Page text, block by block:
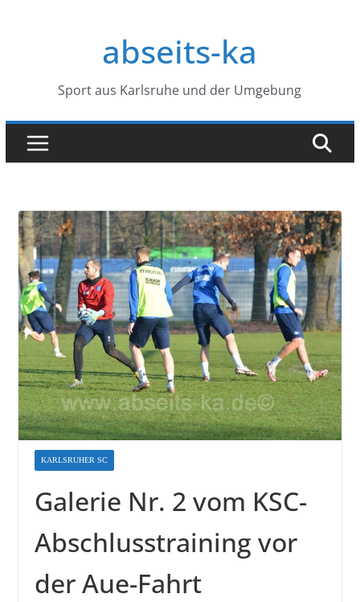
abseits-ka
Sport aus Karlsruhe und der Umgebung
KARLSRUHER SC
Galerie Nr. 2 vom KSC-
Abschlusstraining vor
der Aue-Fahrt